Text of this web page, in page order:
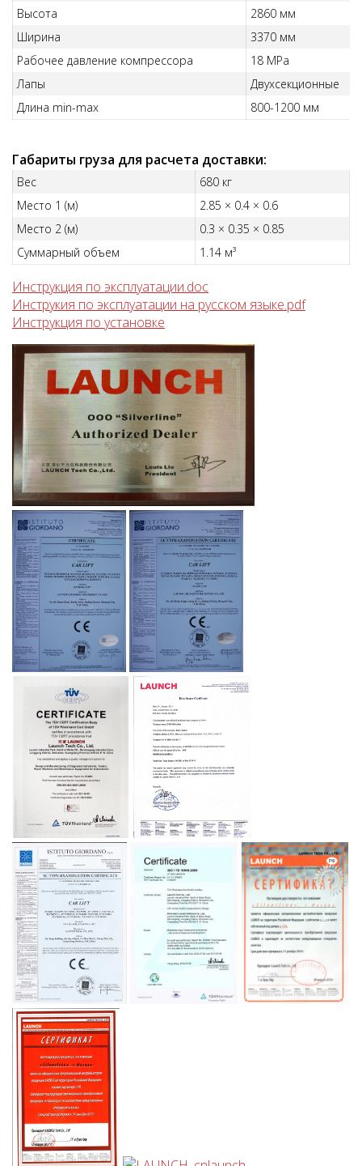
Высота
2860 мм
Ширина
3370 мм
Рабочее давление компрессора
18 MPa
Лапы
Двухсекционные
Длина min-max
800-1200 мм
Габариты груза для расчета доставки:
Вес
680 кг
Место 1 (м)
2.85 × 0.4 × 0.6
Место 2 (м)
0.3 × 0.35 × 0.85
Суммарный объем
1.14 м³
Инструкция по эксплуатации.doc
Инструкия по эксплуатации на русском языке.pdf
Инструкция по установке